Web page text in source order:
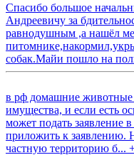
Спасибо большое
Андреевичу за
равнодушным ,а нашёл
собак.Майи пошло на
в рф домашние
имущества, и если есть
может подать заявление
приложить к заявлению.
частную территорию б...